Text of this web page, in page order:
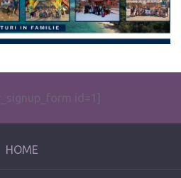
id=1]
HOME